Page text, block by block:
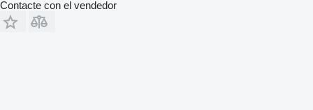
Contacte con el vendedor